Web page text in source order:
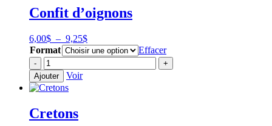
Kölsch
terroir
Confit d’oignons
6,00$ – 9,25$Plage
de
prix :
6,00$
Format Effacer
-
quantité
de
Confit
d'oignons
+
Ajouter
Voir
Cretons